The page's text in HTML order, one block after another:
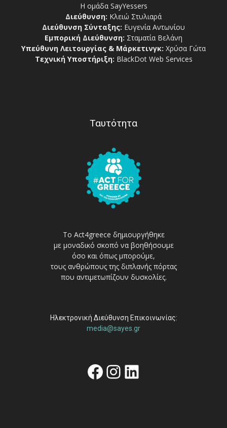
Η ομάδα SayYessers
Διεύθυνση: Κλειώ Στυλιαρά
Διεύθυνση Σύνταξης: Ευγενία Αντωνίου
Εμπορική Διεύθυνση: Σταματία Βελάνη
Υπεύθυνη Λειτουργίας & Μάρκετινγκ: Χρύσα Γώτα
Τεχνική Υποστήριξη: BlackDot Web Services
Ταυτότητα
Το Act4greece δημιουργήθηκε
με μοναδικό σκοπό να βοηθήσουμε
όσο και όπως μπορούμε,
τους ανθρώπους της διπλανής πόρτας
που αντιμετωπίζουν δυσκολίες.
Ηλεκτρονική Διεύθυνση Επικοινωνίας:
media@sayes.gr
Facebook
Instagram
Linkedin